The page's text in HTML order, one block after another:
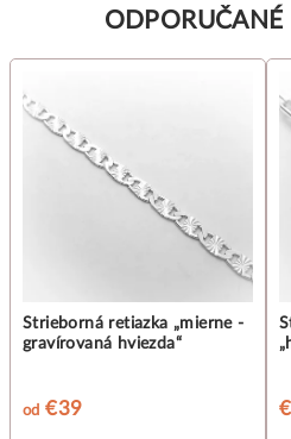
ODPORUČANÉ
Strieborná retiazka „mierne -
gravírovaná hviezda“
od €39